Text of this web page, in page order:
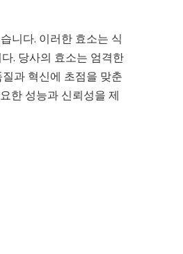
니다. 이러한 효소는 식
. 당사의 효소는 엄격한
과 혁신에 초점을 맞춘
한 성능과 신뢰성을 제